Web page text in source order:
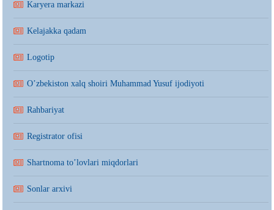
Karyera markazi
Kelajakka qadam
Logotip
O’zbekiston xalq shoiri Muhammad Yusuf ijodiyoti
Rahbariyat
Registrator ofisi
Shartnoma to’lovlari miqdorlari
Sonlar arxivi